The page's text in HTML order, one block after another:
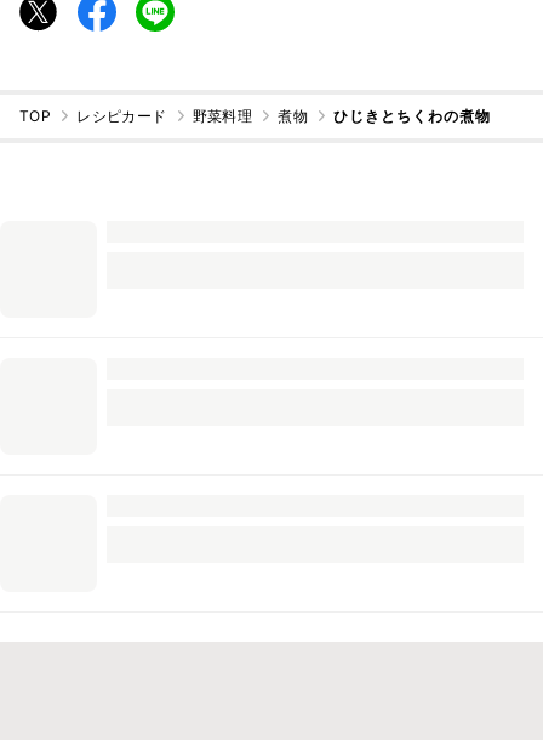
TOP レシピカード 野菜料理 煮物 ひじきとちくわの煮物